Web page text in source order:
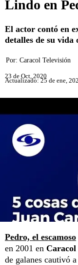
Lindo en
El actor contó en
detalles de su vida
Por: Caracol Televisión
23 de Oct, 2020
Actualizado: 25 de ene,
Pedro, el escamoso
en 2001 en Caracol
de galanes cautivó